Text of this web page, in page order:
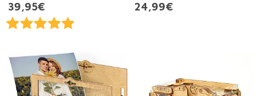
39,95€
24,99€